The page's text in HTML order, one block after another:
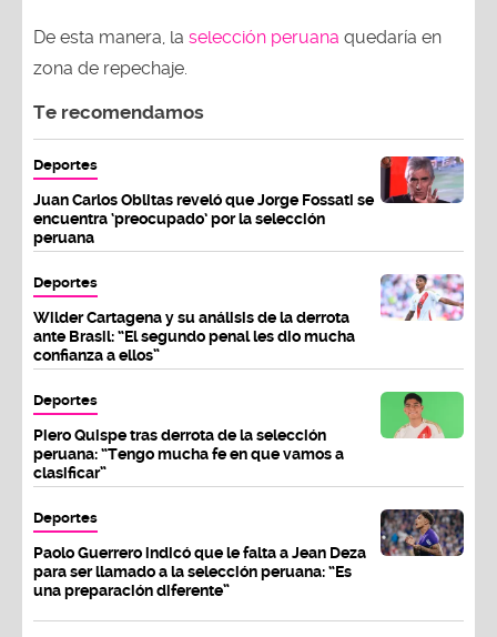
De esta manera, la selección peruana quedaría en
zona de repechaje.
Te recomendamos
Deportes
Juan Carlos Oblitas reveló que Jorge Fossati se
encuentra ‘preocupado’ por la selección
peruana
Deportes
Wilder Cartagena y su análisis de la derrota
ante Brasil: “El segundo penal les dio mucha
confianza a ellos”
Deportes
Piero Quispe tras derrota de la selección
peruana: “Tengo mucha fe en que vamos a
clasificar”
Deportes
Paolo Guerrero indicó que le falta a Jean Deza
para ser llamado a la selección peruana: “Es
una preparación diferente”